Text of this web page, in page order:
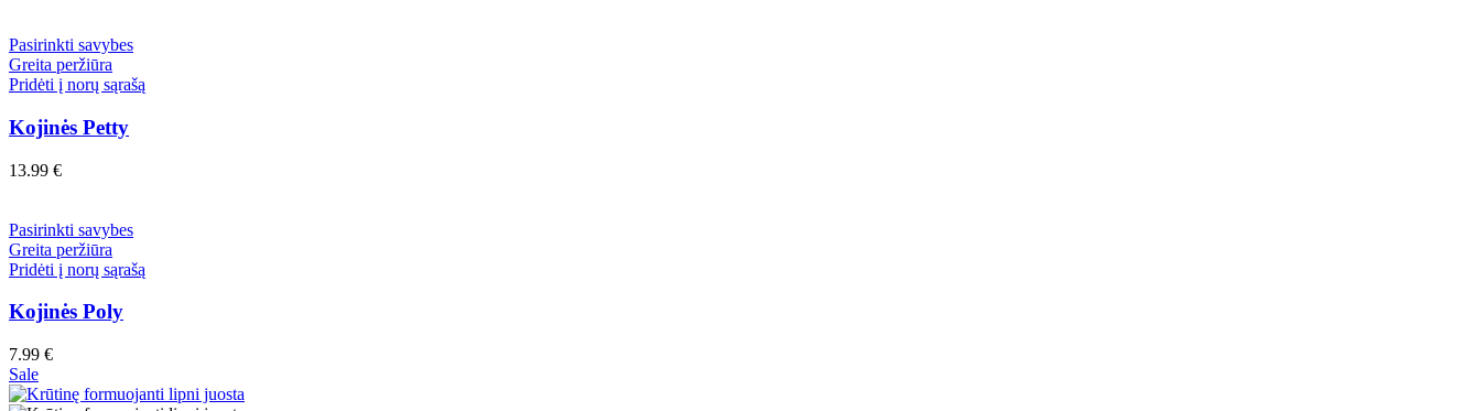
Pasirinkti savybes
Greita peržiūra
Pridėti į norų sąrašą
Kojinės Petty
13.99 €
Pasirinkti savybes
Greita peržiūra
Pridėti į norų sąrašą
Kojinės Poly
7.99 €
Sale